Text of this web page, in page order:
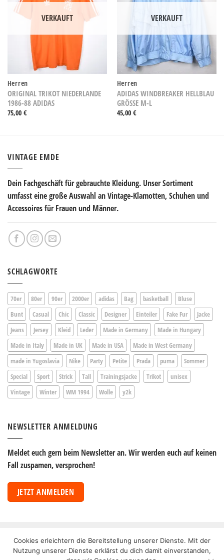
VERKAUFT
Herren
ORIGINAL TRIKOT NIEDERLANDE
1986-88 ADIDAS
75,00 €
VERKAUFT
Herren
ADIDAS WINDBREAKER HELLBLAU
GRÖSSE M-L
45,00 €
VINTAGE EMDE
Dein Fachgeschäft für gebrauchte Kleidung. Unser Sortiment
umfasst eine große Auswahl an Vintage-Klamotten, Schuhen und
Accessoires für Frauen und Männer.
SCHLAGWORTE
70er 80er 90er 2000er adidas Bag basketball
Bluse
Bunt
Casual Chic Classic Designer Einteiler Fake Fur
Jacke
Jeans
Jersey Kleid Leder Made in Germany
Made in Hungary
Made in Italy
Made in UK Made in USA
Made in West Germany
made in Yugoslavia
Nike Party Petite Prada puma
Sommer
Special
Sport Strick Tall Trainingsjacke Trikot
unisex
Vintage
Winter WM 1994 Wolle y2k
NEWSLETTER ANMELDUNG
Meldet euch gern beim Newsletter an. Wir werden euch auf keinen
Fall zuspamen, versprochen!
JETZT ANMELDEN
PayPal
Bank
Transfer
Cookies erleichtern die Bereitstellung unserer Dienste. Mit der
Nutzung unserer Dienste erklärst du dich damit einverstanden,